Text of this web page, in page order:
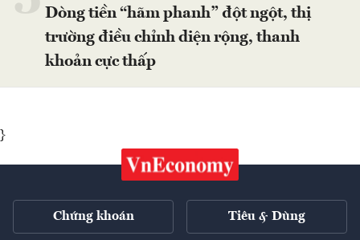
Dòng tiền “hãm phanh” đột ngột, thị
trường điều chỉnh diện rộng, thanh
khoản cực thấp
}
Chứng khoán Tiêu & Dùng